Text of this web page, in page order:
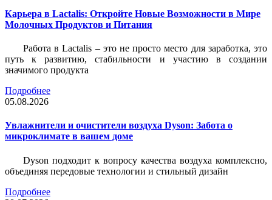
Карьера в Lactalis: Откройте Новые Возможности в Мире
Молочных Продуктов и Питания
Работа в Lactalis – это не просто место для заработка, это
путь к развитию, стабильности и участию в создании
значимого продукта
Подробнее
05.08.2026
Увлажнители и очистители воздуха Dyson: Забота о
микроклимате в вашем доме
Dyson подходит к вопросу качества воздуха комплексно,
объединяя передовые технологии и стильный дизайн
Подробнее